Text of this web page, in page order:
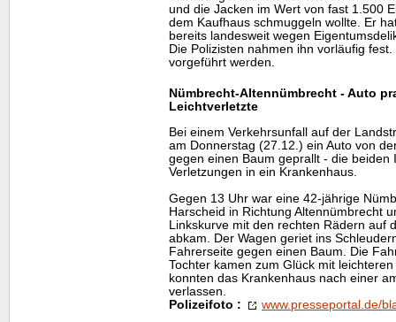
und die Jacken im Wert von fast 1.500
dem Kaufhaus schmuggeln wollte. Er
bereits landesweit wegen
Die Polizisten nahmen ihn vorläufig
vorgeführt werden.
Nümbrecht-Altennümbrecht - Auto
Leichtverletzte
Bei einem Verkehrsunfall auf der
am Donnerstag (27.12.) ein Auto von
gegen einen Baum geprallt - die beiden
Verletzungen in ein Krankenhaus.
Gegen 13 Uhr war eine 42-jährige
Harscheid in Richtung Altennümbrecht
Linkskurve mit den rechten Rädern auf
abkam. Der Wagen geriet ins
Fahrerseite gegen einen Baum. Die
Tochter kamen zum Glück mit
konnten das Krankenhaus nach einer
verlassen.
Polizeifoto :
www.presseportal.de/